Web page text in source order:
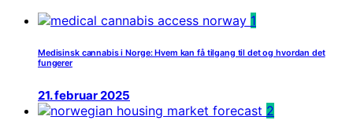
1
Medisinsk cannabis i Norge: Hvem kan få tilgang til det og hvordan det
fungerer
21. februar 2025
2